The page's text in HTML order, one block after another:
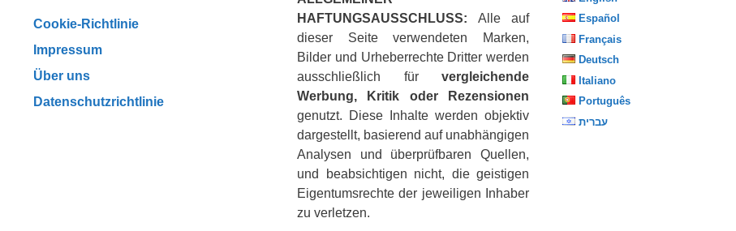
Cookie-Richtlinie
Impressum
Über uns
Datenschutzrichtlinie
HAFTUNGSAUSSCHLUSS: Alle auf
dieser Seite verwendeten Marken,
Bilder und Urheberrechte Dritter werden
ausschließlich für vergleichende
Werbung, Kritik oder Rezensionen
genutzt. Diese Inhalte werden objektiv
dargestellt, basierend auf unabhängigen
Analysen und überprüfbaren Quellen,
und beabsichtigen nicht, die geistigen
Eigentumsrechte der jeweiligen Inhaber
zu verletzen.
Español
Français
Deutsch
Italiano
Português
עברית